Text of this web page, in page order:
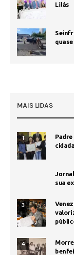
Lilás
MAIS LIDAS
1
sua
3
4